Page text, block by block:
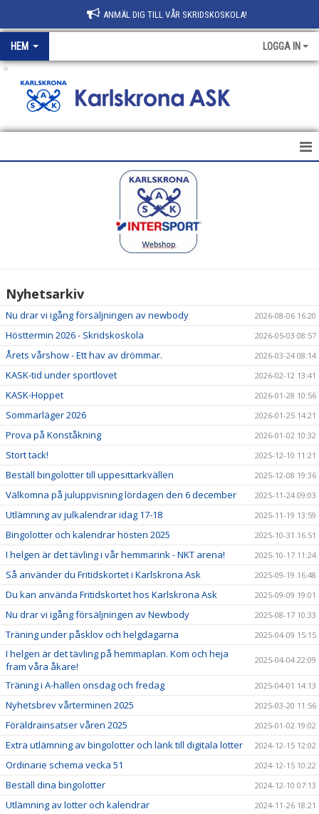
ANMÄL DIG TILL VÅR SKRIDSKOSKOLA!
HEM LOGGA IN
.
KONTAKT
DOKUMENT
SHOW 2026
Nyhetsarkiv
Nu drar vi igång försäljningen av newbody 2026-08-06 16:20
Hösttermin 2026 - Skridskoskola 2026-05-03 08:57
Årets vårshow - Ett hav av drömmar. 2026-03-24 08:14
KASK-tid under sportlovet 2026-02-12 13:41
KASK-Hoppet 2026-01-28 10:56
Sommarläger 2026 2026-01-25 14:21
Prova på Konståkning 2026-01-02 10:32
Stort tack! 2025-12-10 11:21
Beställ bingolotter till uppesittarkvällen 2025-12-08 19:36
Välkomna på juluppvisning lördagen den 6 december 2025-11-24 09:03
Utlämning av julkalendrar idag 17-18 2025-11-19 13:59
Bingolotter och kalendrar hösten 2025 2025-10-31 16:51
I helgen är det tävling i vår hemmarink - NKT arena! 2025-10-17 11:24
Så använder du Fritidskortet i Karlskrona Ask 2025-09-19 16:48
Du kan använda Fritidskortet hos Karlskrona Ask 2025-09-09 19:01
Nu drar vi igång försäljningen av Newbody 2025-08-17 10:33
Träning under påsklov och helgdagarna 2025-04-09 15:15
I helgen är det tävling på hemmaplan. Kom och heja
fram våra åkare!
2025-04-04 22:09
Träning i A-hallen onsdag och fredag 2025-04-01 14:13
Nyhetsbrev vårterminen 2025 2025-03-20 11:56
Föräldrainsatser våren 2025 2025-01-02 19:02
Extra utlämning av bingolotter och länk till digitala lotter 2024-12-15 12:02
Ordinarie schema vecka 51 2024-12-15 10:22
Beställ dina bingolotter 2024-12-10 07:13
Utlämning av lotter och kalendrar 2024-11-26 18:21